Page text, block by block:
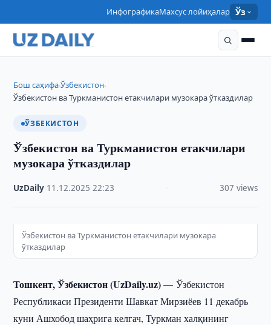
ИнфографикаМахсус лойиҳалар Ўз
Бош саҳифа›Ўзбекистон›
Ўзбекистон ва Туркманистон етакчилари музокара ўтказдилар
ЎЗБЕКИСТОН
Ўзбекистон ва Туркманистон етакчилари
музокара ўтказдилар
UzDaily 11.12.2025 ·22:23 307 views
Ўзбекистон ва Туркманистон етакчилари музокара
ўтказдилар
Тошкент, Ўзбекистон (UzDaily.uz) —Ўзбекистон
Республикаси Президенти Шавкат Мирзиёев 11 декабрь
куни Ашхобод шаҳрига келгач, Туркман халқининг